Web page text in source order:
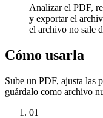
Analizar el PDF,
y exportar el
el archivo no sale
Cómo usarla
Sube un PDF, ajusta las
guárdalo como archivo
01